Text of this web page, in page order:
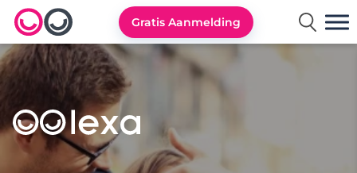
Lexa logo
Gratis Aanmelding